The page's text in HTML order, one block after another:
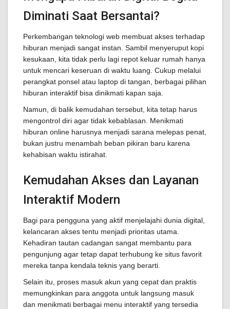
Diminati Saat Bersantai?
Perkembangan teknologi web membuat akses terhadap
hiburan menjadi sangat instan. Sambil menyeruput kopi
kesukaan, kita tidak perlu lagi repot keluar rumah hanya
untuk mencari keseruan di waktu luang. Cukup melalui
perangkat ponsel atau laptop di tangan, berbagai pilihan
hiburan interaktif bisa dinikmati kapan saja.
Namun, di balik kemudahan tersebut, kita tetap harus
mengontrol diri agar tidak kebablasan. Menikmati
hiburan online harusnya menjadi sarana melepas penat,
bukan justru menambah beban pikiran baru karena
kehabisan waktu istirahat.
Kemudahan Akses dan Layanan
Interaktif Modern
Bagi para pengguna yang aktif menjelajahi dunia digital,
kelancaran akses tentu menjadi prioritas utama.
Kehadiran tautan cadangan sangat membantu para
pengunjung agar tetap dapat terhubung ke situs favorit
mereka tanpa kendala teknis yang berarti.
Selain itu, proses masuk akun yang cepat dan praktis
memungkinkan para anggota untuk langsung masuk
dan menikmati berbagai menu interaktif yang tersedia